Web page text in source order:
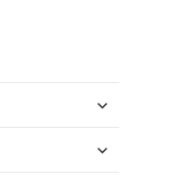
раскрыть
меню
раскрыть